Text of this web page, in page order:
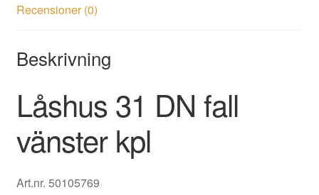
Recensioner (0)
Beskrivning
Låshus 31 DN fall
vänster kpl
Art.nr. 50105769